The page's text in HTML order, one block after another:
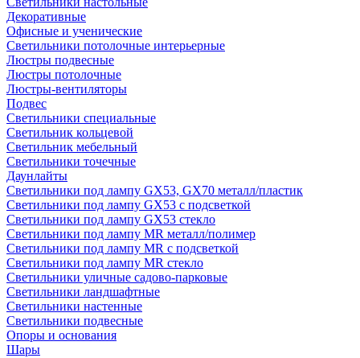
Декоративные
Офисные и ученические
Светильники потолочные интерьерные
Люстры подвесные
Люстры потолочные
Люстры-вентиляторы
Подвес
Светильники специальные
Светильник кольцевой
Светильник мебельный
Светильники точечные
Даунлайты
Светильники под лампу GX53, GX70 металл/пластик
Светильники под лампу GX53 с подсветкой
Светильники под лампу GX53 стекло
Светильники под лампу MR металл/полимер
Светильники под лампу MR с подсветкой
Светильники под лампу MR стекло
Светильники уличные садово-парковые
Светильники ландшафтные
Светильники настенные
Светильники подвесные
Опоры и основания
Шары